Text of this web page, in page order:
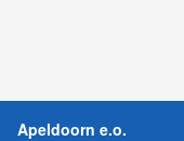
Apeldoorn e.o.